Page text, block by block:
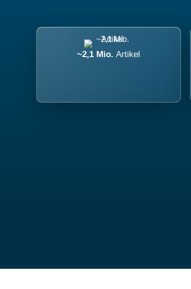
~2,1 Mio. Artikel